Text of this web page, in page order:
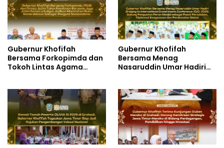
Gubernur Khofifah
Bersama Forkopimda dan
Tokoh Lintas Agama
serta Semangat
Kebangsaan
Gubernur Khofifah
Bersama Menag
Nasaruddin Umar Hadiri
Imams Conference_ (IGIC)
2026: Dukung Penguatan
Peran Masjid sebagai
Pusat Peradaban,
Diplomasi Keagamaan
dan Perdamaian Global